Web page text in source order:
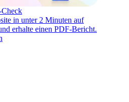
in unter 2 Minuten auf
erhalte einen PDF-Bericht.